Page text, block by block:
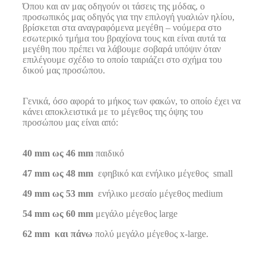
Όπου και αν μας οδηγούν οι τάσεις της μόδας, ο
προσωπικός μας οδηγός για την επιλογή γυαλιών ηλίου,
βρίσκεται στα αναγραφόμενα μεγέθη – νούμερα στο
εσωτερικό τμήμα του βραχίονα τους και είναι αυτά τα
μεγέθη που πρέπει να λάβουμε σοβαρά υπόψιν όταν
επιλέγουμε σχέδιο το οποίο ταιριάζει στο σχήμα του
δικού μας προσώπου.
Γενικά, όσο αφορά το μήκος των φακών, το οποίο έχει να
κάνει αποκλειστικά με το μέγεθος της όψης του
προσώπου μας είναι από:
40 mm ως 46 mm παιδικό
47 mm ως 48 mm εφηβικό και ενήλικο μέγεθος small
49 mm ως 53 mm ενήλικο μεσαίο μέγεθος medium
54 mm ως 60 mm μεγάλο μέγεθος large
62 mm και πάνω πολύ μεγάλο μέγεθος x-large.